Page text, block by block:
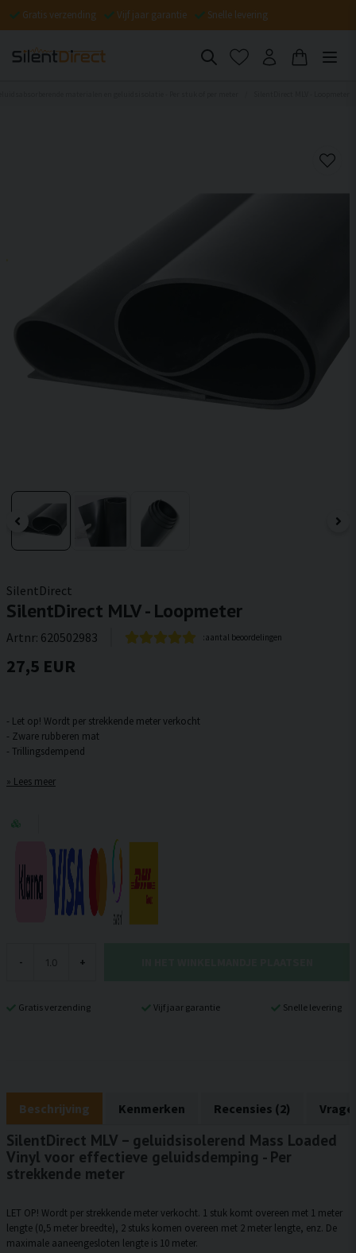
Gratis verzending Vijf jaar garantie Snelle levering
SilentDirect
SilentDirect MLV - Loopmeter
Artnr: 620502983 :aantal beoordelingen
27,5 EUR
- Let op! Wordt per strekkende meter verkocht
- Zware rubberen mat
Lees meer
- +
Gratis verzending Vijf jaar garantie Snelle levering
Beschrijving Kenmerken Recensies (2)
SilentDirect MLV – geluidsisolerend Mass Loaded
Vinyl voor effectieve geluidsdemping - Per
strekkende meter
LET OP! Wordt per strekkende meter verkocht. 1 stuk komt overeen met 1 meter
lengte (0,5 meter breedte), 2 stuks komen overeen met 2 meter lengte, enz. De
maximale aaneengesloten lengte is 10 meter.